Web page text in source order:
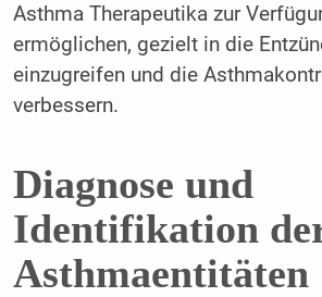
Asthma Therapeutika zur
ermöglichen, gezielt in die
einzugreifen und die
verbessern.
Diagnose und
Identifikation
Asthmaentitäten